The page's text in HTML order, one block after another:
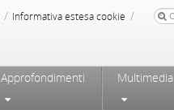
/ Informativa estesa cookie /
Approfondimenti Multimedia